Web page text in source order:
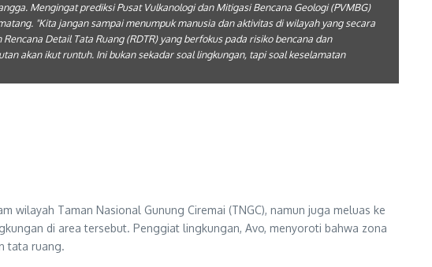
Mengingat prediksi Pusat Vulkanologi dan Mitigasi Bencana Geologi (PVMBG)
"Kita jangan sampai menumpuk manusia dan aktivitas di wilayah yang secara
Detail Tata Ruang (RDTR) yang berfokus pada risiko bencana dan
akan ikut runtuh. Ini bukan sekadar soal lingkungan, tapi soal keselamatan
wilayah Taman Nasional Gunung Ciremai (TNGC), namun juga meluas ke
di area tersebut. Penggiat lingkungan, Avo, menyoroti bahwa zona
tata ruang.